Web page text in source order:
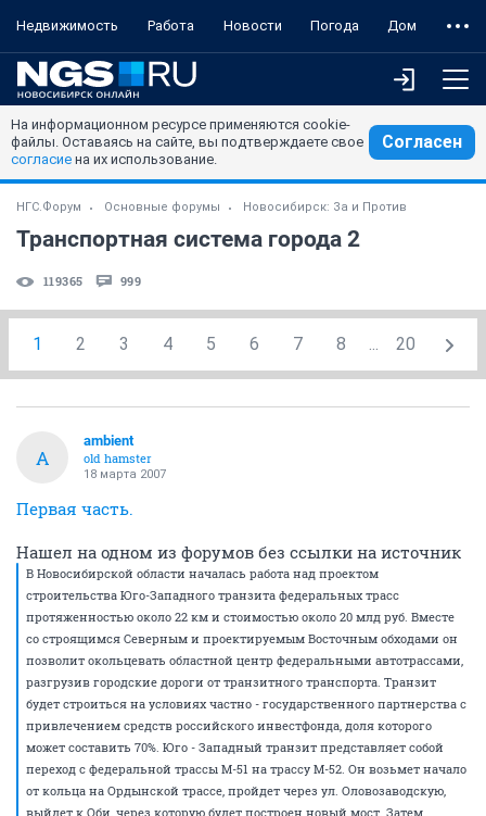
Недвижимость Работа Новости Погода Дом
На информационном ресурсе применяются cookie-
файлы. Оставаясь на сайте, вы подтверждаете свое
согласие на их использование.
Согласен
НГС.Форум Основные форумы Новосибирск: За и Против
Транспортная система города 2
119365 999
1 2 3 4 5 6 7 8 ... 20
A
ambient
old hamster
18 марта 2007
Первая часть.
Нашел на одном из форумов без ссылки на источник
В Новосибирской области началась работа над проектом
строительства Юго-Западного транзита федеральных трасс
протяженностью около 22 км и стоимостью около 20 млд руб. Вместе
со строящимся Северным и проектируемым Восточным обходами он
позволит окольцевать областной центр федеральными автотрассами,
разгрузив городские дороги от транзитного транспорта. Транзит
будет строиться на условиях частно - государственного партнерства с
привлечением средств российского инвестфонда, доля которого
может составить 70%. Юго - Западный транзит представляет собой
переход с федеральной трассы М-51 на трассу М-52. Он возьмет начало
от кольца на Ордынской трассе, пройдет через ул. Оловозаводскую,
выйдет к Оби, через которую будет построен новый мост. Затем